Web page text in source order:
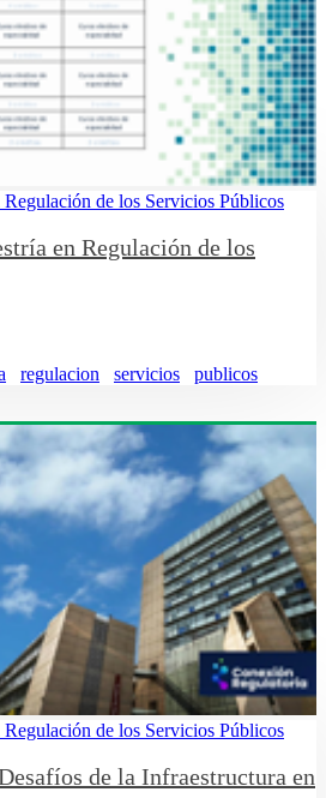
Regulación de los Servicios Públicos
en Regulación de los
regulacion servicios publicos
Regulación de los Servicios Públicos
de la Infraestructura en